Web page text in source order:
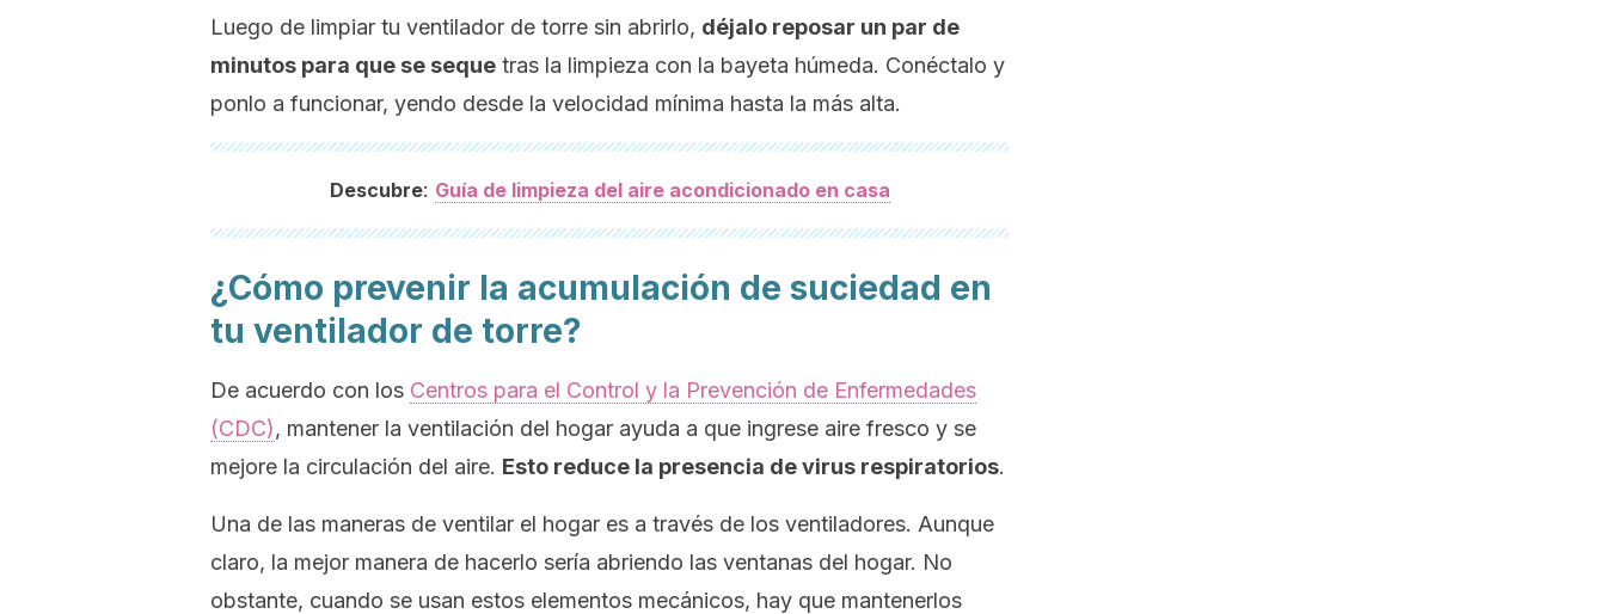
Luego de limpiar tu ventilador de torre sin abrirlo, déjalo reposar un par de
minutos para que se seque tras la limpieza con la bayeta húmeda. Conéctalo y
ponlo a funcionar, yendo desde la velocidad mínima hasta la más alta.
Descubre: Guía de limpieza del aire acondicionado en casa
¿Cómo prevenir la acumulación de suciedad en
tu ventilador de torre?
De acuerdo con los Centros para el Control y la Prevención de Enfermedades
(CDC), mantener la ventilación del hogar ayuda a que ingrese aire fresco y se
mejore la circulación del aire. Esto reduce la presencia de virus respiratorios.
Una de las maneras de ventilar el hogar es a través de los ventiladores. Aunque
claro, la mejor manera de hacerlo sería abriendo las ventanas del hogar. No
obstante, cuando se usan estos elementos mecánicos, hay que mantenerlos